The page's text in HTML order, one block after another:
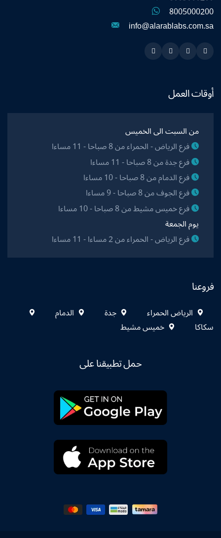
8005000200
info@alarablabs.com.sa
Snapchat
Twitter
Linkedin
Instagram
أوقات العمل
من السبت الى الخميس
فرع الرياض - الحمراء من 8 صباحا - 11 مساءا
فرع جدة من 8 صباحا - 11 مساءا
فرع الدمام من 8 صباحا - 10 مساءا
فرع الجوف من 8 صباحا - 9 مساءا
فرع خميس مشيط من 8 صباحا - 10 مساءا
يوم الجمعة
فرع الرياض - الحمراء من 2 مساءا - 11 مساءا
فروعنا
الرياض الحمراء جدة
الدمام
سكاكا
خميس مشيط
حمل تطبيقنا على